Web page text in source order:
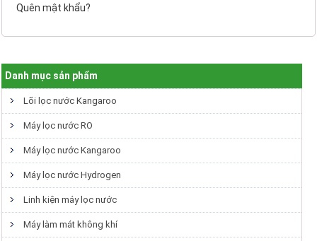
Quên mật khẩu?
Danh mục sản phẩm
Lõi lọc nước Kangaroo
Máy lọc nước RO
Máy lọc nước Kangaroo
Máy lọc nước Hydrogen
Linh kiện máy lọc nước
Máy làm mát không khí